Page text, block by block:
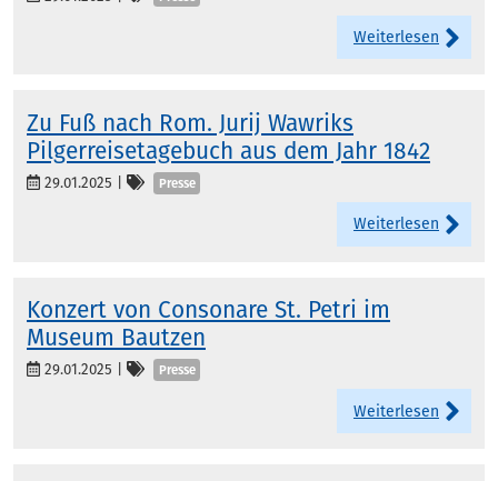
Weiterlesen
Zu Fuß nach Rom. Jurij Wawriks
Pilgerreisetagebuch aus dem Jahr 1842
29.01.2025 Kategorien
Presse
Weiterlesen
Konzert von Consonare St. Petri im
Museum Bautzen
29.01.2025 Kategorien
Presse
Weiterlesen